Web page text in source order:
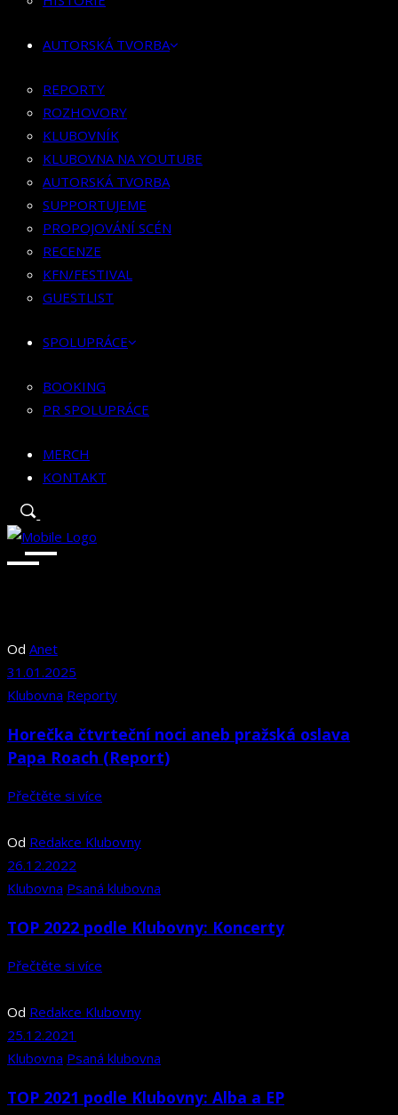
KLUBOVNA NA YOUTUBE
SUPPORTUJEME
PROPOJOVÁNÍ SCÉN
RECENZE
KFN/FESTIVAL
GUESTLIST
SPOLUPRÁCE
BOOKING
PR SPOLUPRÁCE
MERCH
AUTORSKÁ TVORBA
REPORTY
ROZHOVORY
KLUBOVNÍK
KLUBOVNA NA YOUTUBE
AUTORSKÁ TVORBA
SUPPORTUJEME
PROPOJOVÁNÍ SCÉN
RECENZE
KFN/FESTIVAL
GUESTLIST
SPOLUPRÁCE
BOOKING
PR SPOLUPRÁCE
MERCH
KONTAKT
Od Anet
31.01.2025
Klubovna Reporty
Horečka čtvrteční noci aneb pražská oslava
Papa Roach (Report)
Přečtěte si více
Od Redakce Klubovny
26.12.2022
Klubovna Psaná klubovna
TOP 2022 podle Klubovny: Koncerty
Přečtěte si více
Od Redakce Klubovny
25.12.2021
Klubovna Psaná klubovna
TOP 2021 podle Klubovny: Alba a EP